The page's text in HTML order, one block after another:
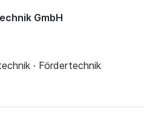
GmbH
· Fördertechnik